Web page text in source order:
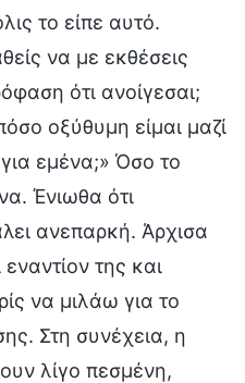
το είπε αυτό.
να με εκθέσεις
ότι ανοίγεσαι;
οξύθυμη είμαι μαζί
εμένα;» Όσο το
Ένιωθα ότι
ανεπαρκή. Άρχισα
της και
να μιλάω για το
Στη συνέχεια, η
λίγο πεσμένη,